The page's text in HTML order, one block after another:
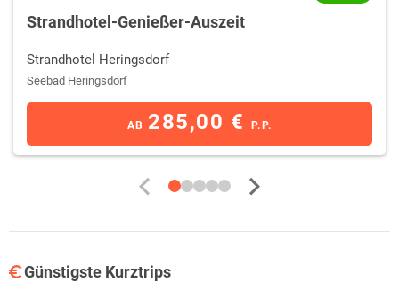
Strandhotel-Genießer-Auszeit
Strandhotel Heringsdorf
Seebad Heringsdorf
AB 285,00 € P.P.
Günstigste Kurztrips